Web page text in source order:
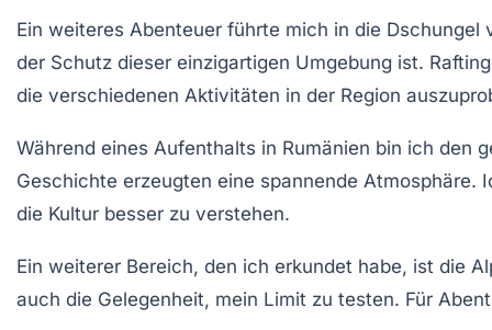
Ein weiteres Abenteuer führte mich in die Dschungel
der Schutz dieser einzigartigen Umgebung ist. Rafting
die verschiedenen Aktivitäten in der Region
Während eines Aufenthalts in Rumänien bin ich den
Geschichte erzeugten eine spannende
die Kultur besser zu verstehen.
Ein weiterer Bereich, den ich erkundet habe, ist die
auch die Gelegenheit, mein Limit zu testen. Für